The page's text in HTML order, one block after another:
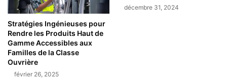
Stratégies Ingénieuses pour
Rendre les Produits Haut de
Gamme Accessibles aux
Familles de la Classe
Ouvrière
février 26, 2025
décembre 31, 2024